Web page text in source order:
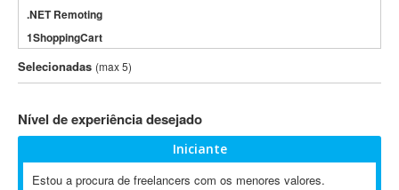
.NET Remoting
1ShoppingCart
3DS Max
3GSM
802.11
A-GPS
Selecionadas (max 5)
Nível de experiência desejado
Iniciante
Estou a procura de freelancers com os menores valores.